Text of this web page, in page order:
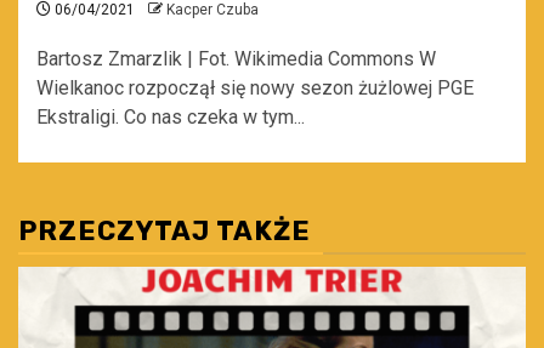
06/04/2021 Kacper Czuba
Bartosz Zmarzlik | Fot. Wikimedia Commons W
Wielkanoc rozpoczął się nowy sezon żużlowej PGE
Ekstraligi. Co nas czeka w tym...
PRZECZYTAJ TAKŻE